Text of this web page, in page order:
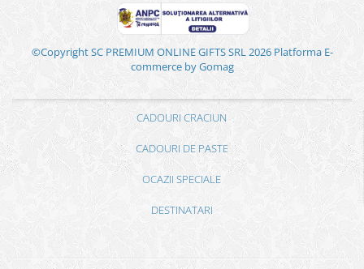
©Copyright SC PREMIUM ONLINE GIFTS SRL 2026 Platforma E-
commerce by Gomag
CADOURI CRACIUN
CADOURI DE PASTE
OCAZII SPECIALE
DESTINATARI